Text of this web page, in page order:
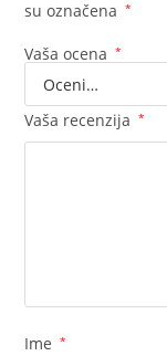
su označena
*
Vaša ocena *
Vaša recenzija *
Ime *